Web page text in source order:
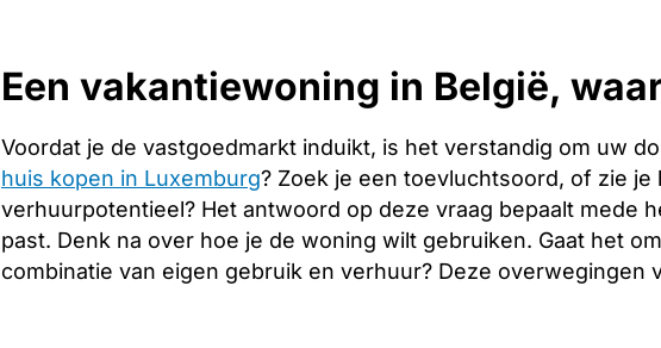
Een vakantiewoning in België,
Voordat je de vastgoedmarkt induikt, is het verstandig om uw
huis kopen in Luxemburg? Zoek je een toevluchtsoord, of zie
verhuurpotentieel? Het antwoord op deze vraag bepaalt mede
past. Denk na over hoe je de woning wilt gebruiken. Gaat het
combinatie van eigen gebruik en verhuur? Deze overwegingen